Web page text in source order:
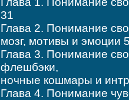
31
Глава 2. Понимание
мозг, мотивы и эмоции
Глава 3. Понимание
флешбэки,
ночные кошмары и
Глава 4. Понимание